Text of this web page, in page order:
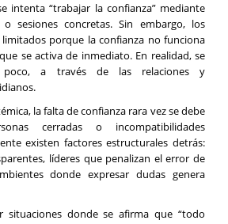
intenta “trabajar la confianza” mediante
sesiones concretas. Sin embargo, los
porque la confianza no funciona
se activa de inmediato. En realidad, se
a través de las relaciones y
la falta de confianza rara vez se debe
cerradas o incompatibilidades
existen factores estructurales detrás:
líderes que penalizan el error de
donde expresar dudas genera
situaciones donde se afirma que “todo